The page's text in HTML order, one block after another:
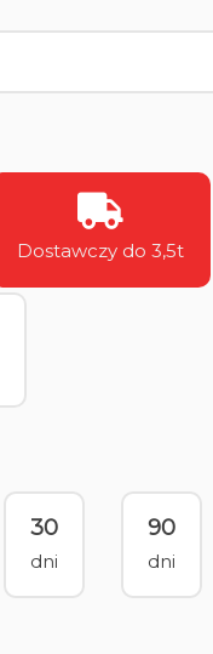
Dostawczy do 3,5t
30
dni
90
dni